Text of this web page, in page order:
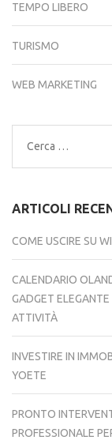
TEMPO LIBERO
TURISMO
WEB MARKETING
Ricerca
per:
ARTICOLI
COME USCIRE SU
CALENDARIO
GADGET
ATTIVITÀ
INVESTIRE IN
YOETE
PRONTO
PROFESSIONALE